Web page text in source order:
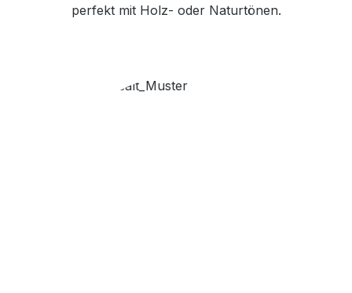
perfekt mit Holz- oder Naturtönen.